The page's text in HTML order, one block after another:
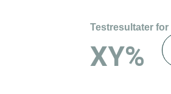
Testresultater
XY%